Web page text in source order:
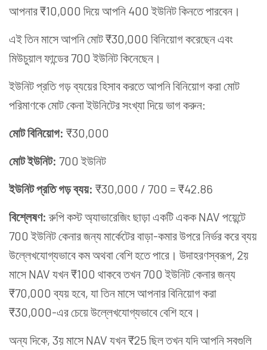
আপনার ₹10,000 দিয়ে আপনি 400 ইউনিট কিনতে পারবেন।
এই তিন মাসে আপনি মোট ₹30,000 বিনিয়োগ করেছেন এবং
মিউচুয়াল ফান্ডের 700 ইউনিট কিনেছেন।
ইউনিট প্রতি গড় ব্যয়ের হিসাব করতে আপনি বিনিয়োগ করা মোট
পরিমাণকে মোট কেনা ইউনিটের সংখ্যা দিয়ে ভাগ করুন:
মোট বিনিয়োগ: ₹30,000
মোট ইউনিট: 700 ইউনিট
ইউনিট প্রতি গড়ব্যয়: ₹30,000 / 700 = ₹42.86
বিশ্লেষণ:রুপি কস্ট অ্যাভারেজিং ছাড়া একটি একক NAV পয়েন্টে
700 ইউনিট কেনার জন্য মার্কেটের বাড়া-কমার উপরে নির্ভর করে ব্যয়
উল্লেখযোগ্যভাবে কম অথবা বেশি হতে পারে। উদাহরণস্বরূপ, 2য়
মাসে NAV যখন ₹100 থাকবে তখন 700 ইউনিট কেনার জন্য
₹70,000 ব্যয় হবে, যা তিন মাসে আপনার বিনিয়োগ করা
₹30,000-এর চেয়ে উল্লেখযোগ্যভাবে বেশি হবে।
অন্য দিকে, 3য় মাসে NAV যখন ₹25 ছিল তখন যদি আপনি সবগুলি